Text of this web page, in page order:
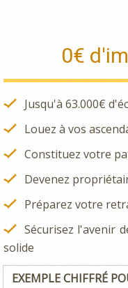
0€
Jusqu'à 63.000€
Louez à vos
Constituez votre
Devenez
Préparez votre
Sécurisez l'avenir
solide
EXEMPLE CHIFFRÉ